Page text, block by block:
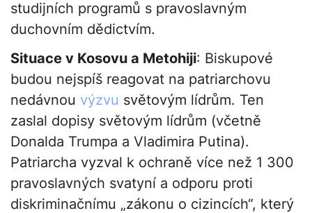
studijních programů s pravoslavným
duchovním dědictvím.
Situace v Kosovu a Metohiji: Biskupové
budou nejspíš reagovat na patriarchovu
nedávnou výzvu světovým lídrům. Ten
zaslal dopisy světovým lídrům (včetně
Donalda Trumpa a Vladimira Putina).
Patriarcha vyzval k ochraně více než 1 300
pravoslavných svatyní a odporu proti
diskriminačnímu „zákonu o cizincích“, který